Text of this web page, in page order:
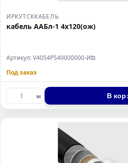
ИРКУТСККАБЕЛЬ
кабель ААБл-1 4х120(ож)
Артикул: V4054P540000000-И⧉
Под заказ
м В